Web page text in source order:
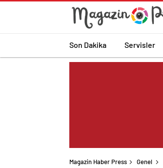
Son Dakika Servisler
Magazin Haber Press Genel